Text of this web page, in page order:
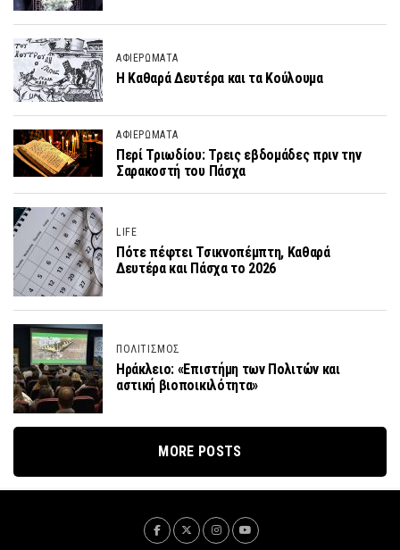
ΑΦΙΕΡΩΜΑΤΑ
H Καθαρά Δευτέρα και τα Κούλουμα
ΑΦΙΕΡΩΜΑΤΑ
Περί Τριωδίου: Τρεις εβδομάδες πριν την
Σαρακοστή του Πάσχα
LIFE
Πότε πέφτει Τσικνοπέμπτη, Καθαρά
Δευτέρα και Πάσχα το 2026
ΠΟΛΙΤΙΣΜΟΣ
Ηράκλειο: «Επιστήμη των Πολιτών και
αστική βιοποικιλότητα»
MORE POSTS